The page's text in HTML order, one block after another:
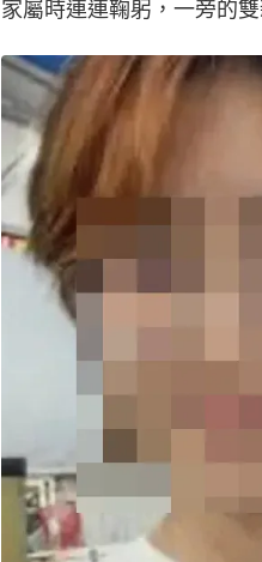
家屬時連連鞠躬，一旁的